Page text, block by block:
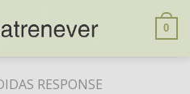
0
RESPONSE